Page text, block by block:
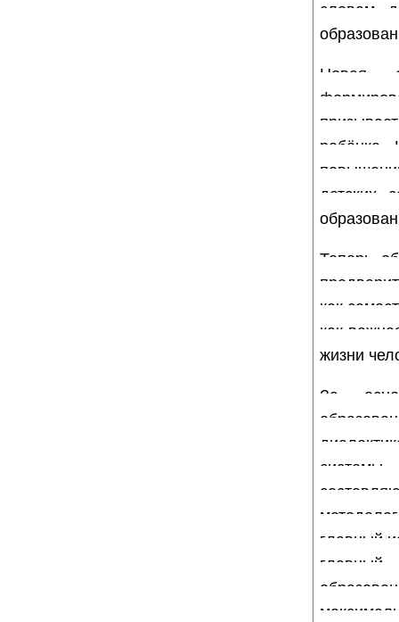
словам
Новая
ребёнка.
детских
Теперь
как
как
жизни
За
системы
главный